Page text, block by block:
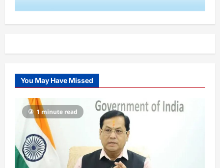
You May Have Missed
1 minute read